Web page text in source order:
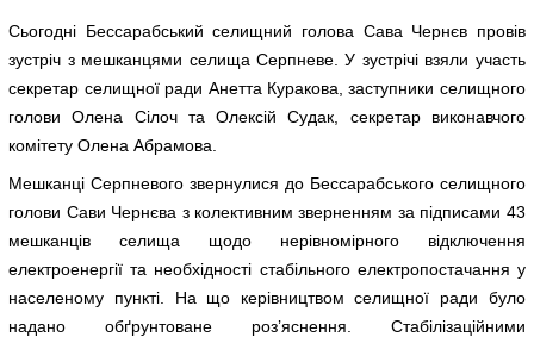
Сьогодні Бессарабський селищний голова Сава Чернєв провів
зустріч з мешканцями селища Серпневе. У зустрічі взяли участь
секретар селищної ради Анетта Куракова, заступники селищного
голови Олена Сілоч та Олексій Судак, секретар виконавчого
комітету Олена Абрамова.
Мешканці Серпневого звернулися до Бессарабського селищного
голови Сави Чернєва з колективним зверненням за підписами 43
мешканців селища щодо нерівномірного відключення
електроенергії та необхідності стабільного електропостачання у
населеному пункті. На що керівництвом селищної ради було
надано обґрунтоване роз’яснення. Стабілізаційними